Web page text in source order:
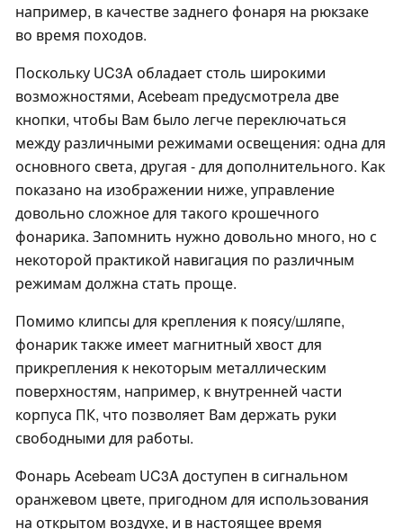
например, в качестве заднего фонаря на рюкзаке
во время походов.
Поскольку UC3A обладает столь широкими
возможностями, Acebeam предусмотрела две
кнопки, чтобы Вам было легче переключаться
между различными режимами освещения: одна для
основного света, другая - для дополнительного. Как
показано на изображении ниже, управление
довольно сложное для такого крошечного
фонарика. Запомнить нужно довольно много, но с
некоторой практикой навигация по различным
режимам должна стать проще.
Помимо клипсы для крепления к поясу/шляпе,
фонарик также имеет магнитный хвост для
прикрепления к некоторым металлическим
поверхностям, например, к внутренней части
корпуса ПК, что позволяет Вам держать руки
свободными для работы.
Фонарь Acebeam UC3A доступен в сигнальном
оранжевом цвете, пригодном для использования
на открытом воздухе, и в настоящее время